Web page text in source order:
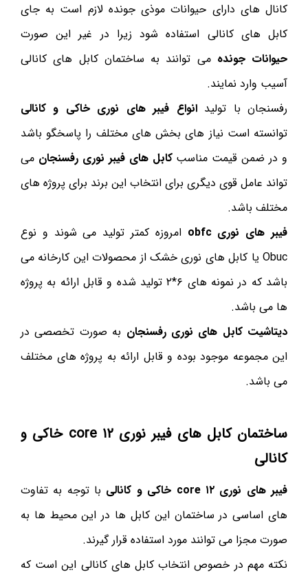
کانال های دارای حیوانات موذی جونده لازم است به جای
کابل های کانالی استفاده شود زیرا در غیر این صورت
حیوانات جونده می توانند به ساختمان کابل های کانالی
آسیب وارد نمایند.
رفسنجان با تولیدانواع فیبر های نوری خاکی و کانالی
توانسته است نیاز های بخش های مختلف را پاسخگو باشد
و در ضمن قیمت مناسبکابل های فیبر نوری رفسنجان می
تواند عامل قوی دیگری برای انتخاب این برند برای پروژه های
مختلف باشد.
فیبر های نوری obfc
امروزه کمتر تولید می شوند و نوع
Obuc یا کابل های نوری خشک از محصولات این کارخانه می
باشد که در نمونه های ۶*۲ تولید شده و قابل ارائه به پروژه
ها می باشد.
دیتاشیت کابل های نوری رفسنجان به صورت تخصصی در
این مجموعه موجود بوده و قابل ارائه به پروژه های مختلف
می باشد.
ساختمان کابل های فیبر نوری ۱۲ core خاکی و
کانالی
فیبر های نوری ۱۲ core خاکی و کانالی
با توجه به تفاوت
های اساسی در ساختمان این کابل ها در این محیط ها به
صورت مجزا می توانند مورد استفاده قرار گیرند.
نکته مهم در خصوص انتخاب کابل های کانالی این است که